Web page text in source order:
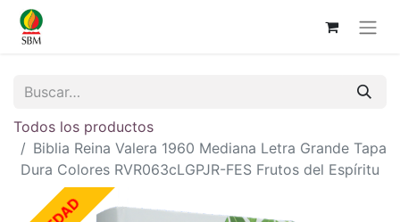
Todos los productos
Biblia Reina Valera 1960 Mediana Letra Grande Tapa
Dura Colores RVR063cLGPJR-FES Frutos del Espíritu